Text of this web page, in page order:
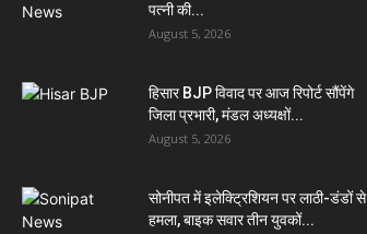
पत्नी की...
August 5, 2026
हिसार BJP विवाद पर आज रिपोर्ट सौंपेंगे
जिला प्रभारी, मंडल अध्यक्षों...
August 5, 2026
सोनीपत में इलेक्ट्रिशियन पर लाठी-डंडों से
हमला, बाइक सवार तीन युवकों...